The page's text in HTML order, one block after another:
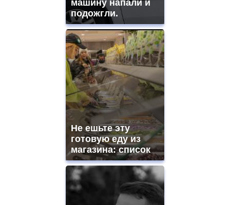
машину напали и
подожгли.
Не ешьте эту
готовую еду из
магазина: список